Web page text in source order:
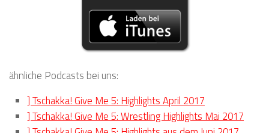
ähnliche Podcasts bei uns:
] Tschakka! Give Me 5: Highlights April 2017
] Tschakka! Give Me 5: Wrestling Highlights Mai 2017